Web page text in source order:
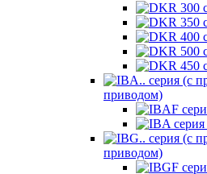
приводом)
приводом)